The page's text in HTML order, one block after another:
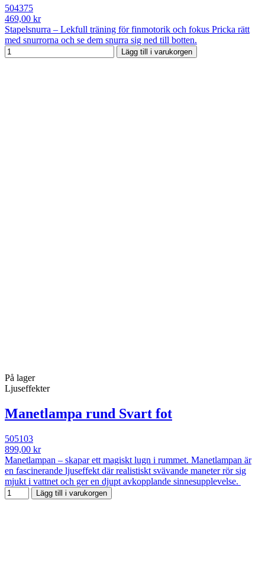
504375
469,00 kr
Stapelsnurra – Lekfull träning för finmotorik och fokus Pricka rätt
med snurrorna och se dem snurra sig ned till botten.
Lägg till i varukorgen
På lager
Ljuseffekter
Manetlampa rund Svart fot
505103
899,00 kr
Manetlampan – skapar ett magiskt lugn i rummet. Manetlampan är
en fascinerande ljuseffekt där realistiskt svävande maneter rör sig
mjukt i vattnet och ger en djupt avkopplande sinnesupplevelse.
Lägg till i varukorgen